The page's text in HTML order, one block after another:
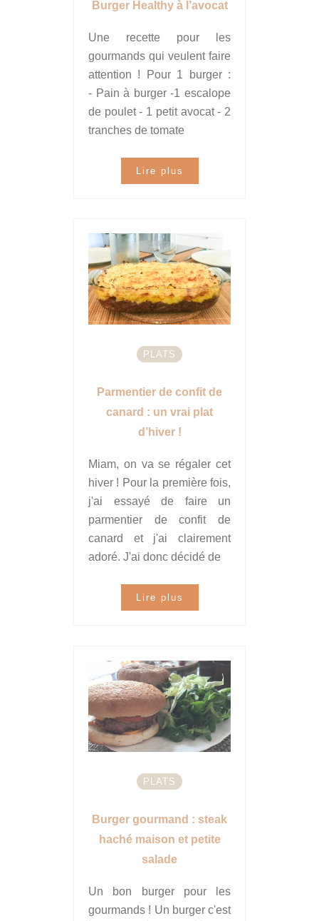
Burger Healthy à l’avocat
Une recette pour les
gourmands qui veulent faire
attention ! Pour 1 burger :
- Pain à burger -1 escalope
de poulet - 1 petit avocat - 2
tranches de tomate
Lire plus
PLATS
Parmentier de confit de
canard : un vrai plat
d’hiver !
Miam, on va se régaler cet
hiver ! Pour la première fois,
j'ai essayé de faire un
parmentier de confit de
canard et j'ai clairement
adoré. J'ai donc décidé de
Lire plus
PLATS
Burger gourmand : steak
haché maison et petite
salade
Un bon burger pour les
gourmands ! Un burger c'est